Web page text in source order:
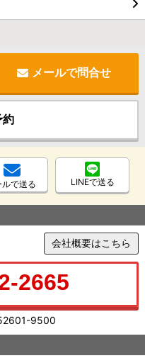
メールで問合せ
約
ルで送る LINEで送る
会社概要はこちら
2665
9500